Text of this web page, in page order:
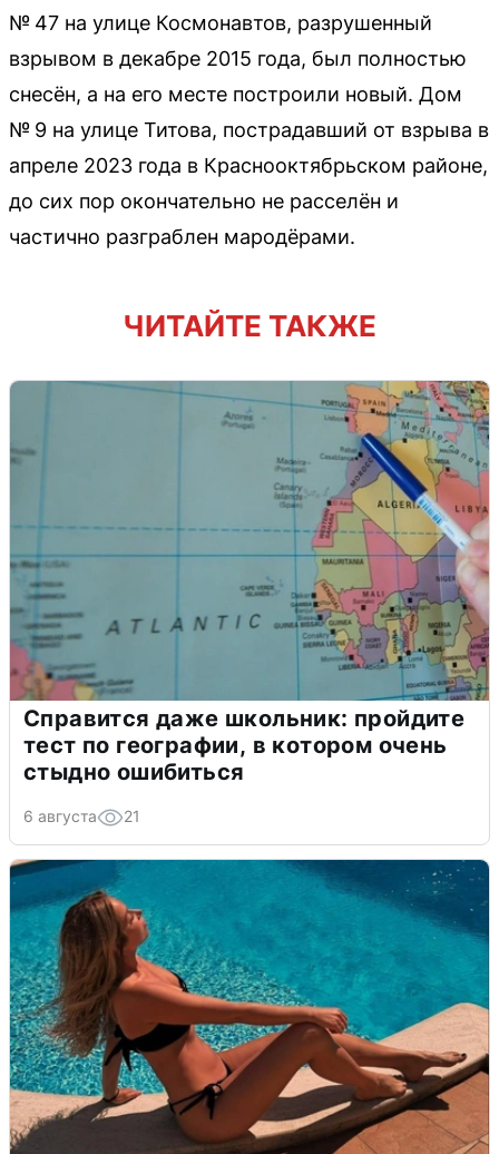
№ 47 на улице Космонавтов, разрушенный
взрывом в декабре 2015 года, был полностью
снесён, а на его месте построили новый. Дом
№ 9 на улице Титова, пострадавший от взрыва в
апреле 2023 года в Краснооктябрьском районе,
до сих пор окончательно не расселён и
частично разграблен мародёрами.
ЧИТАЙТЕ ТАКЖЕ
Справится даже школьник: пройдите
тест по географии, в котором очень
стыдно ошибиться
6 августа 21